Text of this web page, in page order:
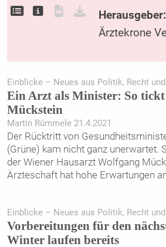
Herausgeber:
Ärztekrone
Einblicke – Neues aus Politik, Recht
Ein Arzt als Minister: So
Mückstein
Martin Rümmele 21.4.2021
Der Rücktritt von
(Grüne) kam nicht ganz unerwartet.
der Wiener Hausarzt Wolfgang
Ärzteschaft hat hohe Erwartungen
Einblicke – Neues aus Politik, Recht
Vorbereitungen für den
Winter laufen bereits